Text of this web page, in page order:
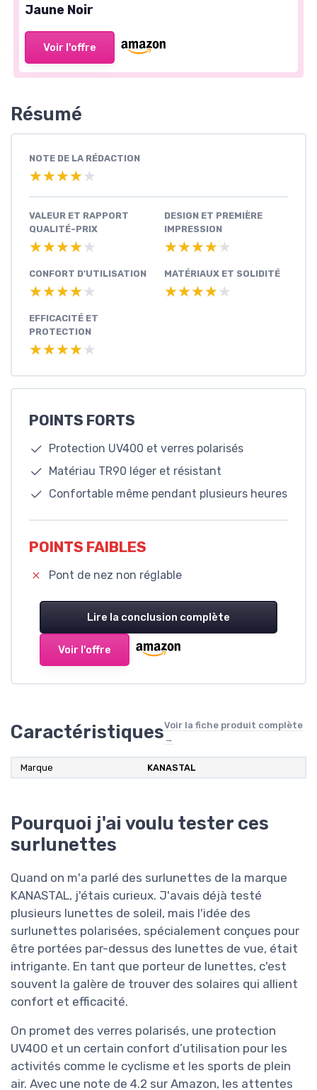
Jaune Noir
Voir l'offre
Résumé
NOTE DE LA RÉDACTION
★★★★★
★★★★★
VALEUR ET RAPPORT
QUALITÉ-PRIX
★★★★★
★★★★★
DESIGN ET PREMIÈRE
IMPRESSION
★★★★★
★★★★★
CONFORT D'UTILISATION
★★★★★
★★★★★
MATÉRIAUX ET SOLIDITÉ
★★★★★
★★★★★
EFFICACITÉ ET
PROTECTION
★★★★★
★★★★★
POINTS FORTS
Protection UV400 et verres polarisés
Matériau TR90 léger et résistant
Confortable même pendant plusieurs heures
POINTS FAIBLES
Pont de nez non réglable
Lire la conclusion complète
Voir l'offre
CaractéristiquesVoir la fiche produit complète
→
Marque KANASTAL
Pourquoi j'ai voulu tester ces
surlunettes
Quand on m'a parlé des surlunettes de la marque
KANASTAL, j'étais curieux. J'avais déjà testé
plusieurs lunettes de soleil, mais l'idée des
surlunettes polarisées, spécialement conçues pour
être portées par-dessus des lunettes de vue, était
intrigante. En tant que porteur de lunettes, c'est
souvent la galère de trouver des solaires qui allient
confort et efficacité.
On promet des verres polarisés, une protection
UV400 et un certain confort d’utilisation pour les
activités comme le cyclisme et les sports de plein
air. Avec une note de 4.2 sur Amazon, les attentes